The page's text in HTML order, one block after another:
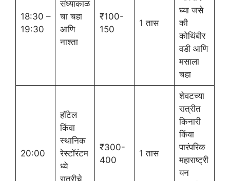
18:30 –
19:30
संध्याकाळ
चा चहा
आणि
नाश्ता
₹100-
150
1 तास
घ्या जसे
की
कोथिंबीर
वडी आणि
मसाला
चहा
20:00
हॉटेल
किंवा
स्थानिक
रेस्टॉरंटम
ध्ये
₹300-
400
1 तास
शेवटच्या
रात्रीत
किनारी
किंवा
पारंपरिक
महाराष्ट्री
यन